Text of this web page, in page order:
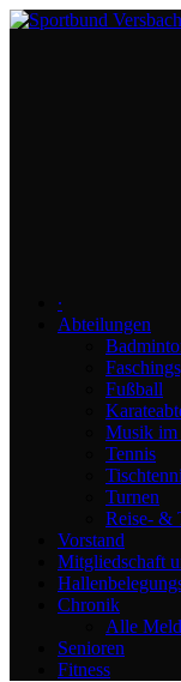
∙
Abteilungen
Fußball
Musik im
Tennis
Turnen
Reise- &
Vorstand
Mitgliedschaft
Chronik
Alle
Senioren
Fitness